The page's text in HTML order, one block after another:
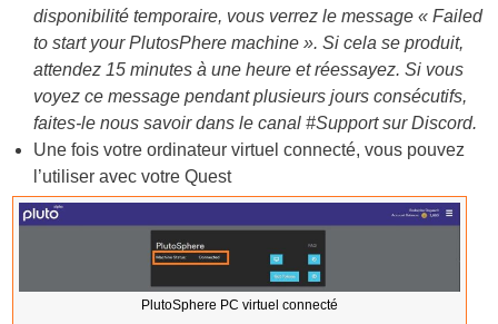
disponibilité temporaire, vous verrez le message « Failed
to start your PlutosPhere machine ». Si cela se produit,
attendez 15 minutes à une heure et réessayez. Si vous
voyez ce message pendant plusieurs jours consécutifs,
faites-le nous savoir dans le canal #Support sur Discord.
Une fois votre ordinateur virtuel connecté, vous pouvez
l’utiliser avec votre Quest
PlutoSphere PC virtuel connecté